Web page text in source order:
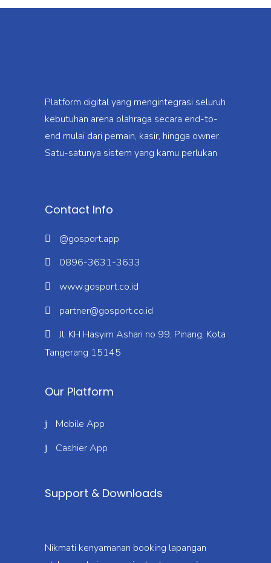
Platform digital yang mengintegrasi seluruh
kebutuhan arena olahraga secara end-to-
end mulai dari pemain, kasir, hingga owner.
Satu-satunya sistem yang kamu perlukan
Contact Info
@gosport.app
0896-3631-3633
www.gosport.co.id
partner@gosport.co.id
Jl. KH Hasyim Ashari no 99, Pinang, Kota
Tangerang 15145
Our Platform
Mobile App
Cashier App
Support & Downloads
Nikmati kenyamanan booking lapangan